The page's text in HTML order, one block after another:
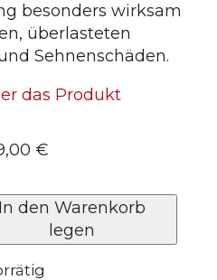
besonders wirksam
überlasteten
Sehnenschäden.
das Produkt
€
In den Warenkorb
legen